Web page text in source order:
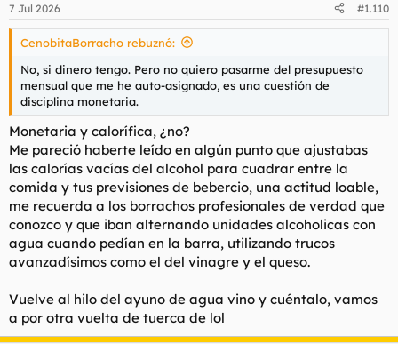
e
s
7 Jul 2026 #1.110
CenobitaBorracho rebuznó:
No, si dinero tengo. Pero no quiero pasarme del presupuesto
mensual que me he auto-asignado, es una cuestión de
disciplina monetaria.
Monetaria y calorífica, ¿no?
Me pareció haberte leído en algún punto que ajustabas
las calorías vacías del alcohol para cuadrar entre la
comida y tus previsiones de bebercio, una actitud loable,
me recuerda a los borrachos profesionales de verdad que
conozco y que iban alternando unidades alcoholicas con
agua cuando pedían en la barra, utilizando trucos
avanzadísimos como el del vinagre y el queso.
Vuelve al hilo del ayuno de agua vino y cuéntalo, vamos
a por otra vuelta de tuerca de lol